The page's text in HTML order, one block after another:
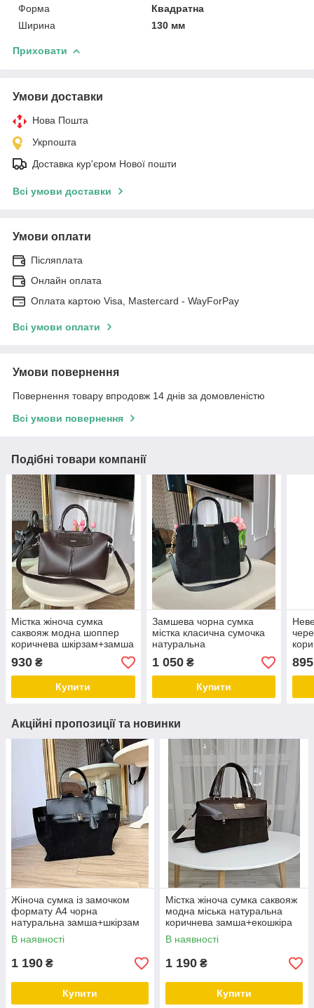
Форма
Квадратна
Ширина
130 мм
Приховати
Умови доставки
Нова Пошта
Укрпошта
Доставка кур'єром Нової пошти
Всі умови доставки
Умови оплати
Післяплата
Онлайн оплата
Оплата картою Visa, Mastercard - WayForPay
Всі умови оплати
Умови повернення
Повернення товару впродовж 14 днів за домовленістю
Всі умови повернення
Подібні товари компанії
Містка жіноча сумка
саквояж модна шоппер
коричнева шкірзам+замша
930 ₴
Купити
Замшева чорна сумка
містка класична сумочка
натуральна
замша+шкірзам
1 050₴
Купити
895
Акційні пропозиції та новинки
Жіноча сумка із замочком
формату А4 чорна
натуральна замша+шкірзам
В наявності
1 190 ₴
Купити
Містка жіноча сумка саквояж
модна міська натуральна
коричнева замша+екошкіра
В наявності
1 190 ₴
Купити